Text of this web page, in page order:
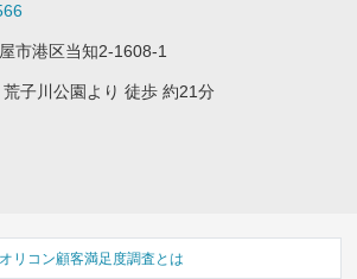
市港区当知2-1608-1
子川公園より 徒歩 約21分
オリコン顧客満足度調査とは